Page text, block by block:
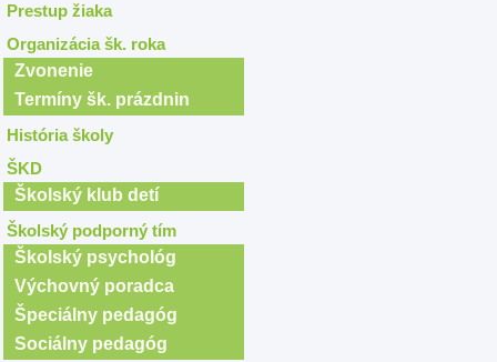
Prestup žiaka
Organizácia šk. roka
Zvonenie
Termíny šk. prázdnin
História školy
ŠKD
Školský klub detí
Školský podporný tím
Školský psychológ
Výchovný poradca
Špeciálny pedagóg
Sociálny pedagóg